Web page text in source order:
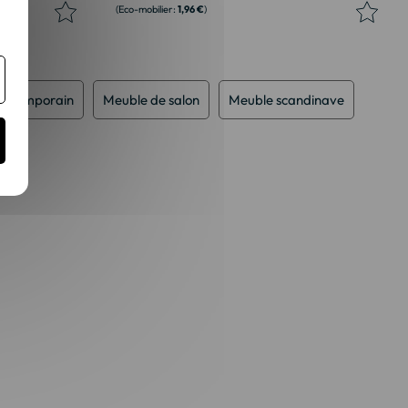
1,96 €
Meuble de salon Meuble scandinave